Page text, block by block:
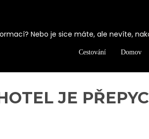
Nebo je sice máte, ale nevíte,
Cestování Domov
JE